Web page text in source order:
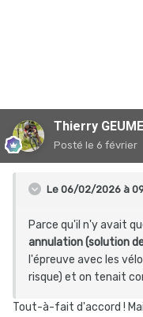
Thierry
Posté le 6 février
Le 06/02/2026 à
Parce qu'il n'y avait
annulation (solution
l'épreuve avec les
risque) et on tenait
Tout-à-fait d'accord !